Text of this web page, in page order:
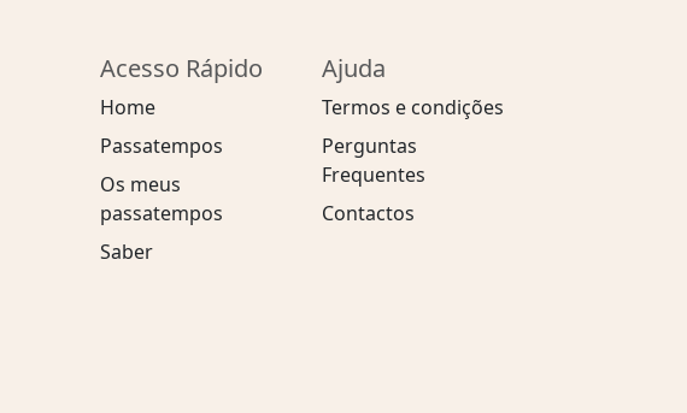
Acesso Rápido
Home
Passatempos
Os meus
passatempos
Saber
Ajuda
Termos e condições
Perguntas
Frequentes
Contactos